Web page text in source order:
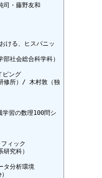
・藤野友和